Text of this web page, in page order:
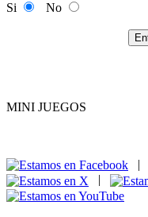
Si
No
MINI JUEGOS
|